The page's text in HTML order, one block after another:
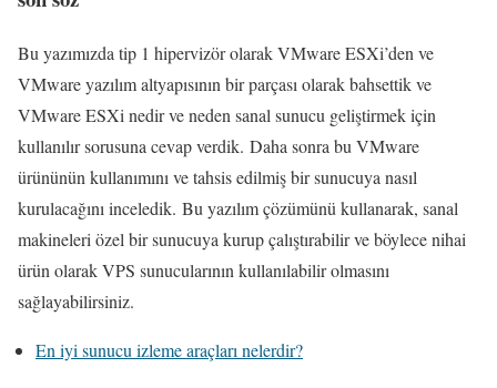
Bu yazımızda tip 1 hipervizör olarak VMware ESXi’den ve
VMware yazılım altyapısının bir parçası olarak bahsettik ve
VMware ESXi nedir ve neden sanal sunucu geliştirmek için
kullanılır sorusuna cevap verdik. Daha sonra bu VMware
ürününün kullanımını ve tahsis edilmiş bir sunucuya nasıl
kurulacağını inceledik. Bu yazılım çözümünü kullanarak, sanal
makineleri özel bir sunucuya kurup çalıştırabilir ve böylece nihai
ürün olarak VPS sunucularının kullanılabilir olmasını
sağlayabilirsiniz.
En iyi sunucu izleme araçları nelerdir?